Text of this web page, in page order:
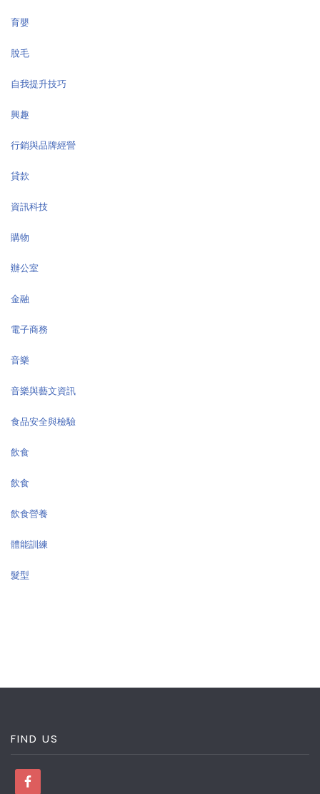
育嬰
脫毛
自我提升技巧
興趣
行銷與品牌經營
貸款
資訊科技
購物
辦公室
金融
電子商務
音樂
音樂與藝文資訊
食品安全與檢驗
飲食
飲食
飲食營養
體能訓練
髮型
FIND US